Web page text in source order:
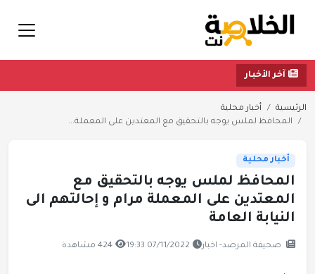
آخر الأخبار
الرئيسية
أخبار محلية
المحافظ لملس يوجه بالتحقيق مع المعتدين على المعملة...
أخبار محلية
المحافظ لملس يوجه بالتحقيق مع
المعتدين على المعملة مرام و إحالتهم الى
النيابة العامة
صحيفة المرصد- اخبار 07/11/2022 19:33 424 مشاهدة